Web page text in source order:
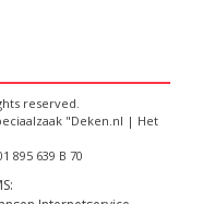
reserved.
"Deken.nl | Het
895 639 B 70